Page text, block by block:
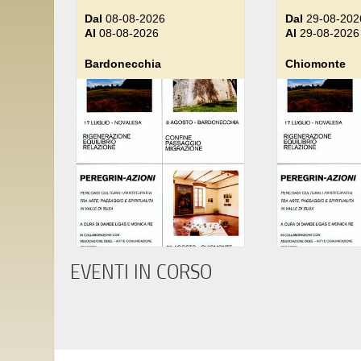
Dal 08-08-2026
Al 08-08-2026
Bardonecchia
Dal 29-08-
Al 29-08-2026
Chiomonte
EVENTI IN CORSO